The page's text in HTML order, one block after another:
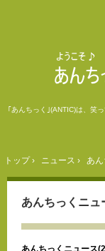
｢あんちっく｣(ANTIC)は、笑
トップ› ニュース › あ
あんちっくニュ
あんちっくニュース